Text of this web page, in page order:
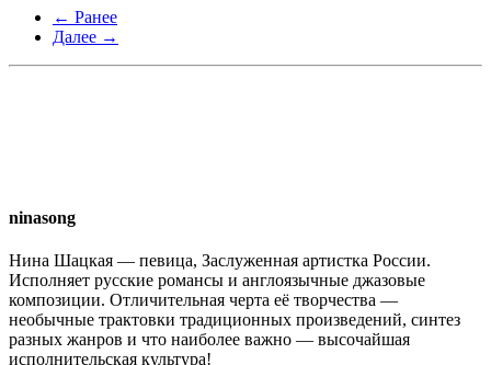
← Ранее
Далее →
ninasong
Нина Шацкая — певица, Заслуженная артистка России.
Исполняет русские романсы и англоязычные джазовые
композиции. Отличительная черта её творчества —
необычные трактовки традиционных произведений, синтез
разных жанров и что наиболее важно — высочайшая
исполнительская культура!